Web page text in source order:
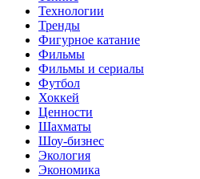
Технологии
Тренды
Фигурное катание
Фильмы
Фильмы и сериалы
Футбол
Хоккей
Ценности
Шахматы
Шоу-бизнес
Экология
Экономика